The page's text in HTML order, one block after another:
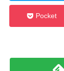
Pocket